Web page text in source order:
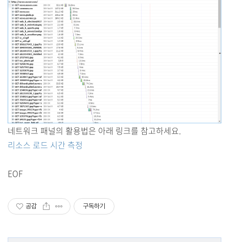
네트워크 패널의 활용법은 아래 링크를 참고하세요.
리소스 로드 시간 측정
EOF
공감 구독하기